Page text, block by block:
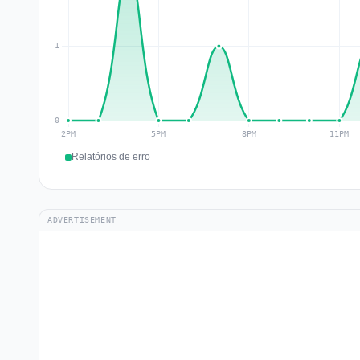
Relatórios de erro
ADVERTISEMENT